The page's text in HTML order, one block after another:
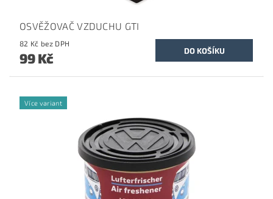
OSVĚŽOVAČ VZDUCHU GTI
82 Kč bez DPH
99 Kč
Více variant